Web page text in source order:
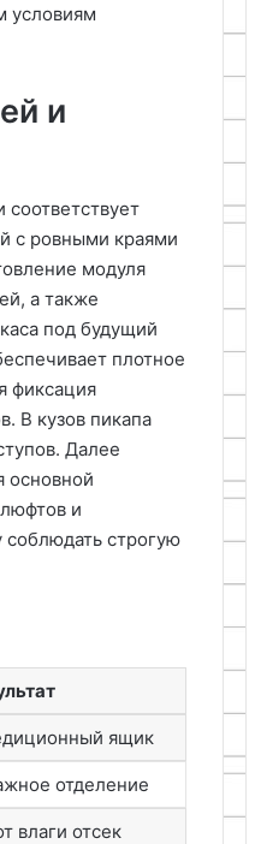
условиям
и
с ровными краями
модуля
а также
под будущий
плотное
фиксация
В кузов пикапа
Далее
основной
и
соблюдать строгую
ящик
отделение
влаги отсек